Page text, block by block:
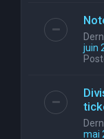
juin
mai